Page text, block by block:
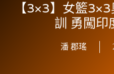
【3×3】女籃
訓 勇闖印
潘 郡瑤